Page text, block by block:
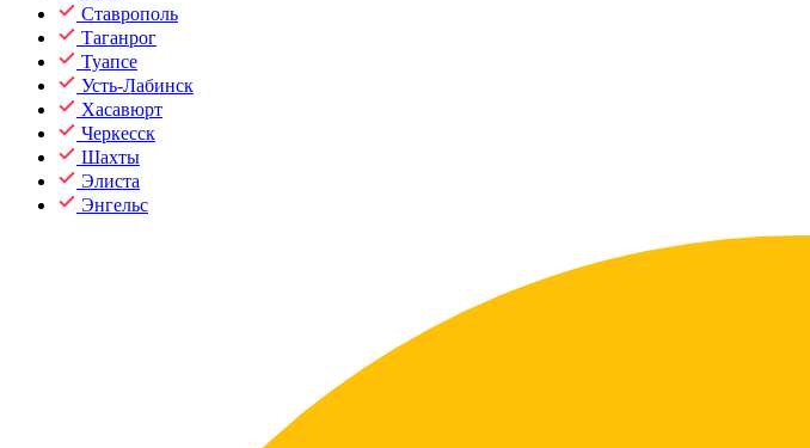
Ставрополь
Таганрог
Туапсе
Усть-Лабинск
Хасавюрт
Черкесск
Шахты
Элиста
Энгельс